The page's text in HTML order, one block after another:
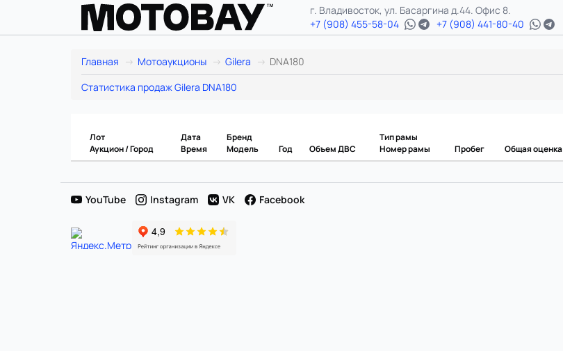
г. Владивосток, ул. Басаргина д.44. Офис 8.
+7 (908) 455-58-04
+7 (908) 441-80-40
Gilera
DNA180:
Японии
и
расчет
цены
Главная Мотоаукционы Gilera
DNA180
Статистика продаж Gilera DNA180
Лот
Аукцион / Город
Дата
Время
Бренд
Модель
Год Объем ДВС
Тип рамы
Номер рамы
Пробег Общая оценка
YouTube Instagram VK Facebook